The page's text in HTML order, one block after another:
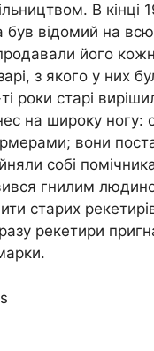
В кінці
відомий на всю
його
з якого у них
роки старі
на широку ногу:
вони
собі
гнилим
старих
рекетири